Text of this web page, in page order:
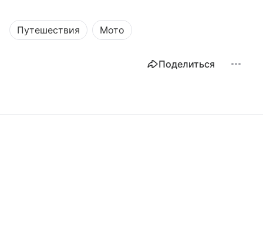
Путешествия Мото
Поделиться